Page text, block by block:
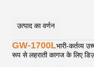
उत्पाद का वर्णन
GW-1700Lभारी-कर्तव्य
रूप से लहराती कागज के लिए